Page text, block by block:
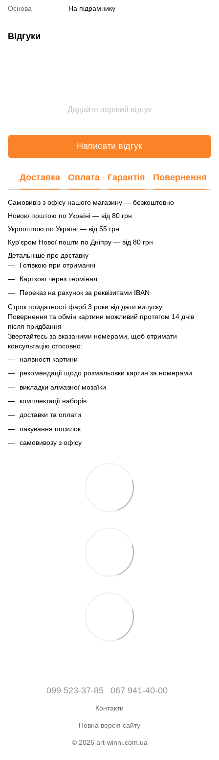
Основа
На підрамнику
Відгуки
Додайте перший відгук
Написати відгук
Доставка Оплата Гарантія Повернення
Самовивіз з офісу нашого магазину — безкоштовно
Новою поштою по Україні — від 80 грн
Укрпоштою по Україні — від 55 грн
Кур'єром Нової пошти по Дніпру — від 80 грн
Детальніше про доставку
Готівкою при отриманні
Карткою через термінал
Переказ на рахунок за реквізитами IBAN
Строк придатності фарб 3 роки від дати випуску
Повернення та обмін картини можливий протягом 14 днів
після придбання
Звертайтесь за вказаними номерами, щоб отримати
консультацію стосовно:
наявності картини
рекомендації щодо розмальовки картин за номерами
викладки алмазної мозаїки
комплектації наборів
доставки та оплати
пакування посилок
самовивозу з офісу
099 523-37-85 067 941-40-00
Контакти
Повна версія сайту
© 2026 art-winni.com.ua